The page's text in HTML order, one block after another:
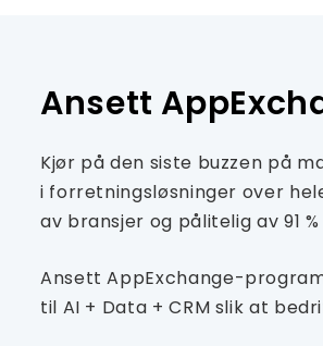
Ansett
Kjør på den siste buzzen på
i forretningsløsninger over
av bransjer og pålitelig av 91
Ansett AppExchange-
til AI + Data + CRM slik at